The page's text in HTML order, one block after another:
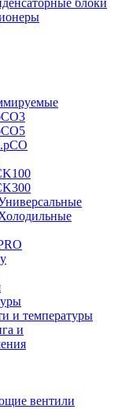
блоки
и температуры
и
вентили